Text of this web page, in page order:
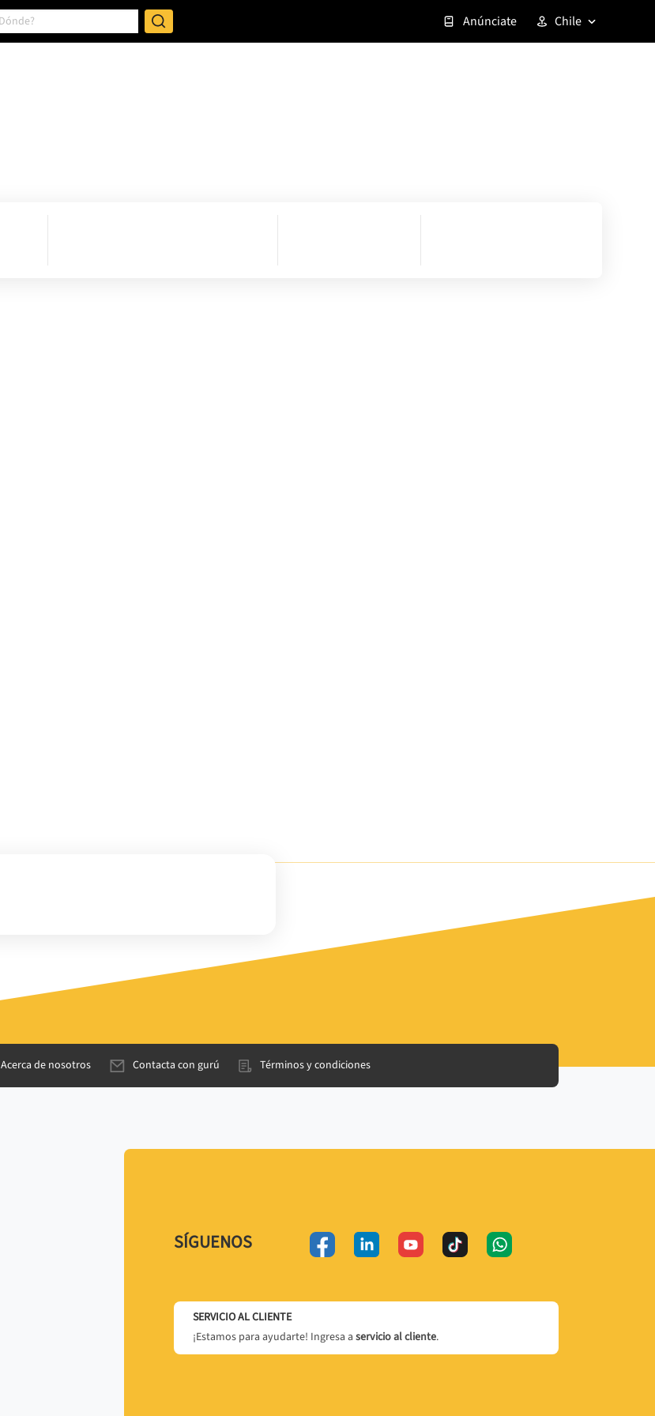
Anúnciate Chile
Acerca de nosotros Contacta con gurú Términos y condiciones
SÍGUENOS
SERVICIO AL CLIENTE
¡Estamos para ayudarte! Ingresa a servicio al cliente.